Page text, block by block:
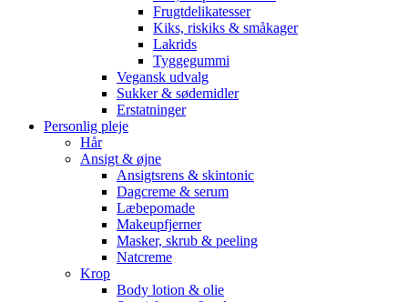
Frugtdelikatesser
Kiks, riskiks & småkager
Lakrids
Tyggegummi
Vegansk udvalg
Sukker & sødemidler
Erstatninger
Personlig pleje
Hår
Ansigt & øjne
Ansigtsrens & skintonic
Dagcreme & serum
Læbepomade
Makeupfjerner
Masker, skrub & peeling
Natcreme
Krop
Body lotion & olie